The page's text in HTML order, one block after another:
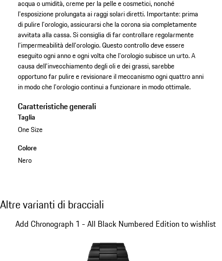
acqua o umidità, creme per la pelle e cosmetici, nonché
l'esposizione prolungata ai raggi solari diretti. Importante: prima
di pulire l'orologio, assicurarsi che la corona sia completamente
avvitata alla cassa. Si consiglia di far controllare regolarmente
l'impermeabilità dell'orologio. Questo controllo deve essere
eseguito ogni anno e ogni volta che l'orologio subisce un urto. A
causa dell'invecchiamento degli oli e dei grassi, sarebbe
opportuno far pulire e revisionare il meccanismo ogni quattro anni
in modo che l'orologio continui a funzionare in modo ottimale.
Caratteristiche generali
Taglia
One Size
Colore
Nero
Altre varianti di bracciali
Altre varianti di bracciali
Add Chronograph 1 - All Black Numbered Edition to wishlist
Diapositiva 1 di 5